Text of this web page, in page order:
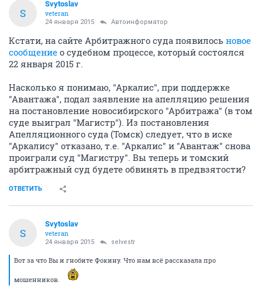
S
Svytoslav
veteran
24 января 2015 Автоинформатор
Кстати, на сайте Арбитражного суда появилось новое
сообщение о судебном процессе, который состоялся
22 января 2015 г.
Насколько я понимаю, "Аркалис", при поддержке
"Авантажа", подал заявление на апелляцию решения
на постановление новосибирского "Арбитража" (в том
суде выиграл "Магистр"). Из постановления
Апелляционного суда (Томск) следует, что в иске
"Аркалису" отказано, т.е. "Аркалис" и "Авантаж" снова
проиграли суд "Магистру". Вы теперь и томский
арбитражный суд будете обвинять в предвзятости?
ОТВЕТИТЬ
S
Svytoslav
veteran
24 января 2015 selvestr
Вот за что Вы и гнобите Фокину. Что нам всё рассказала про
мошенников.